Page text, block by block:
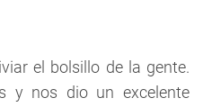
el bolsillo de la gente.
y nos dio un excelente